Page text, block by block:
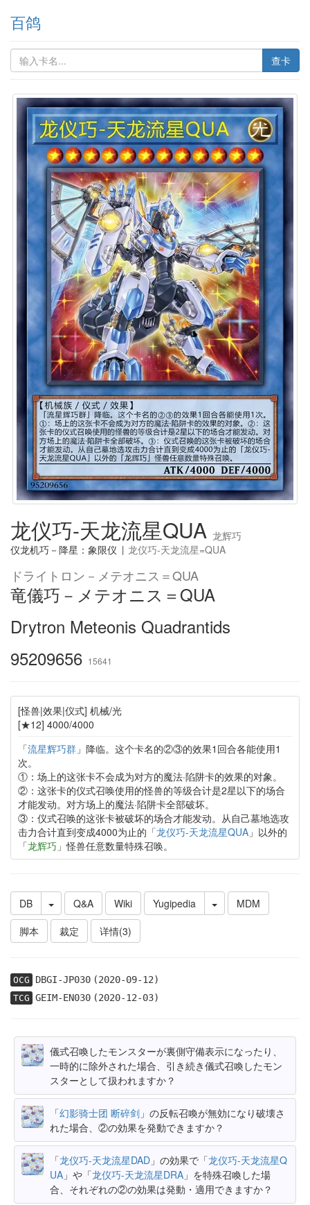
百鸽
查卡
龙仪巧-天龙流星QUA 龙辉巧
仪龙机巧－降星：象限仪 | 龙仪巧-天龙流星=QUA
ドライトロン－メテオニス＝QUA
竜儀巧－メテオニス＝QUA
Drytron Meteonis Quadrantids
95209656 15641
[怪兽|效果|仪式] 机械/光
[★12] 4000/4000
「流星辉巧群」降临。这个卡名的②③的效果1回合各能使用1
次。
①：场上的这张卡不会成为对方的魔法·陷阱卡的效果的对象。
②：这张卡的仪式召唤使用的怪兽的等级合计是2星以下的场合
才能发动。对方场上的魔法·陷阱卡全部破坏。
③：仪式召唤的这张卡被破坏的场合才能发动。从自己墓地选攻
击力合计直到变成4000为止的「龙仪巧-天龙流星QUA」以外的
「龙辉巧」怪兽任意数量特殊召唤。
DB Q&A Wiki Yugipedia
MDM
脚本
裁定 详情(3)
OCG DBGI-JP030(2020-09-12)
TCG GEIM-EN030(2020-12-03)
儀式召喚したモンスターが裏側守備表示になったり、
一時的に除外された場合、引き続き儀式召喚したモン
スターとして扱われますか？
「幻影骑士团 断碎剑 」の反転召喚が無効になり破壊さ
れた場合、②の効果を発動できますか？
「龙仪巧-天龙流星DAD 」の効果で「龙仪巧-天龙流星Q
UA 」や「龙仪巧-天龙流星DRA 」を特殊召喚した場
合、それぞれの②の効果は発動・適用できますか？